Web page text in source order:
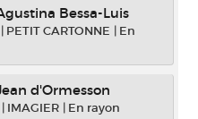
Bessa-Luis
| PETIT CARTONNE | En
d'Ormesson
| IMAGIER | En rayon